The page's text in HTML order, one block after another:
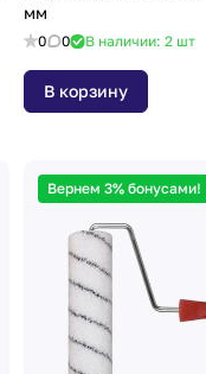
мм
0 0 В наличии: 2 шт
В корзину
Вернем 3% бонусами!